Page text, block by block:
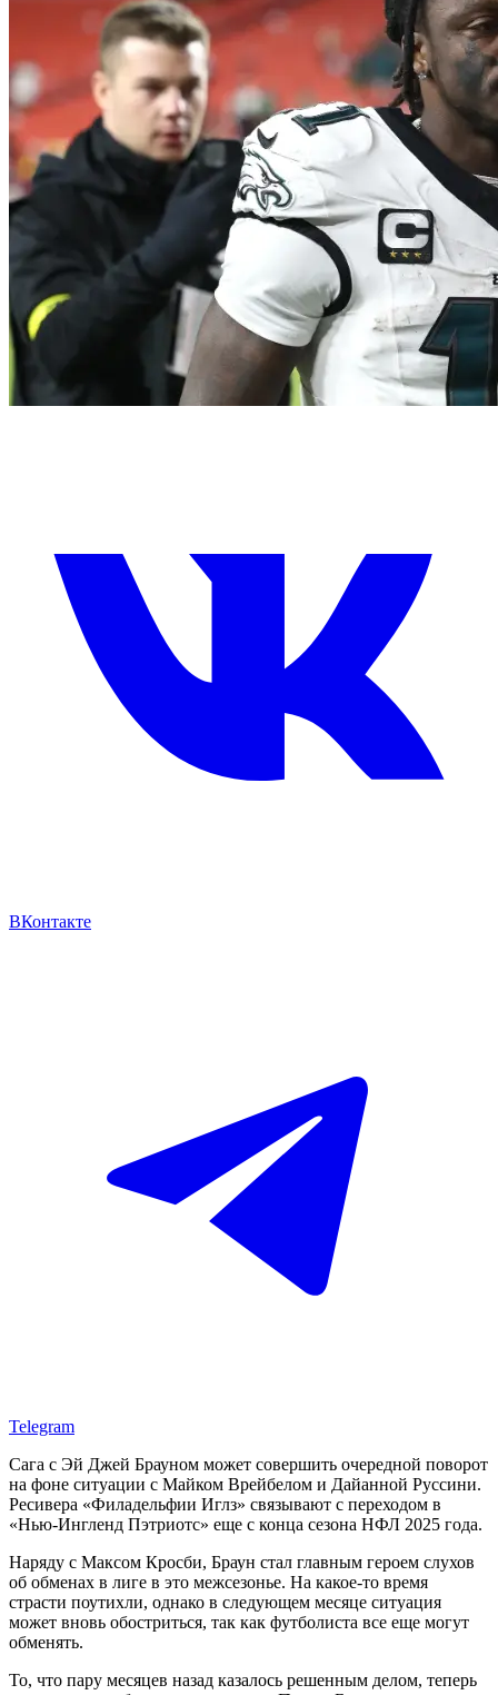
ВКонтакте
Telegram
Сага с Эй Джей Брауном может совершить очередной поворот
на фоне ситуации с Майком Врейбелом и Дайанной Руссини.
Ресивера «Филадельфии Иглз» связывают с переходом в
«Нью-Ингленд Пэтриотс» еще с конца сезона НФЛ 2025 года.
Наряду с Максом Кросби, Браун стал главным героем слухов
об обменах в лиге в это межсезонье. На какое-то время
страсти поутихли, однако в следующем месяце ситуация
может вновь обостриться, так как футболиста все еще могут
обменять.
То, что пару месяцев назад казалось решенным делом, теперь